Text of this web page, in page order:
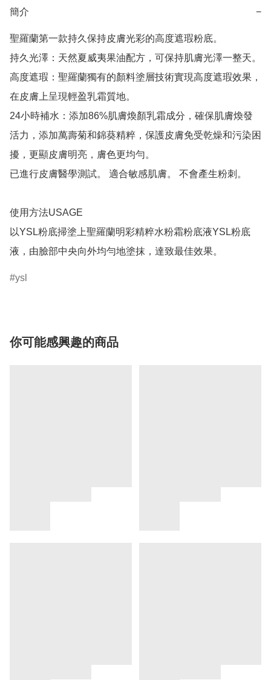
簡介 −
聖羅蘭第一款持久保持皮膚光彩的高度遮瑕粉底。
持久光澤：天然夏威夷果油配方，可保持肌膚光澤一整天。
高度遮瑕：聖羅蘭獨有的顏料塗層技術實現高度遮瑕效果，
在皮膚上呈現輕盈乳霜質地。
24小時補水：添加86%肌膚煥顏乳霜成分，確保肌膚煥發
活力，添加萬壽菊和錦葵精粹，保護皮膚免受乾燥和污染困
擾，更顯皮膚明亮，膚色更均勻。
已進行皮膚醫學測試。 適合敏感肌膚。 不會產生粉刺。
使用方法USAGE
以YSL粉底掃塗上聖羅蘭明彩精粹水粉霜粉底液YSL粉底
液，由臉部中央向外均勻地塗抹，達致最佳效果。
ysl
你可能感興趣的商品